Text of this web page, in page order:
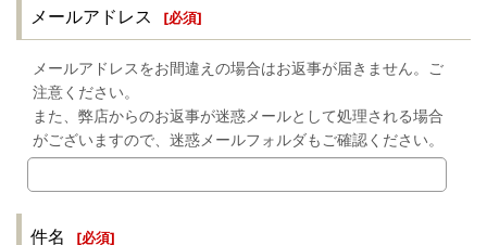
メールアドレス [必須]
メールアドレスをお間違えの場合はお返事が届きません。ご
注意ください。
また、弊店からのお返事が迷惑メールとして処理される場合
がございますので、迷惑メールフォルダもご確認ください。
件名 [必須]